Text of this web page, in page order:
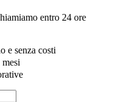
entro 24 ore
e senza costi